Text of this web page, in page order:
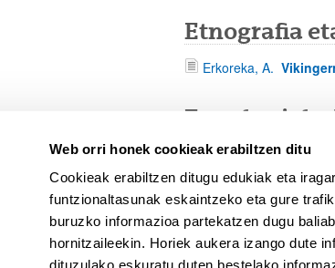
Web orri honek cookieak erabiltzen ditu
Cookieak erabiltzen ditugu edukiak eta
funtzionaltasunak eskaintzeko eta gure
buruzko informazioa partekatzen dugu
hornitzaileekin. Horiek aukera izango dute
dituzulako eskuratu duten bestelako
Etnografia
Erkoreka, A.
Egunkariak,
Erkoreka, A. La
Erkoreka, A.
Erkoreka, Fonseca,
Anton Erkoreka In